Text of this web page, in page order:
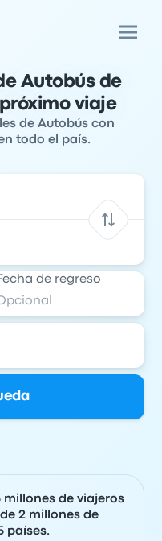
Autobús de
viaje
de Autobús con
todo el país.
de regreso
millones de viajeros
2 millones de
países.